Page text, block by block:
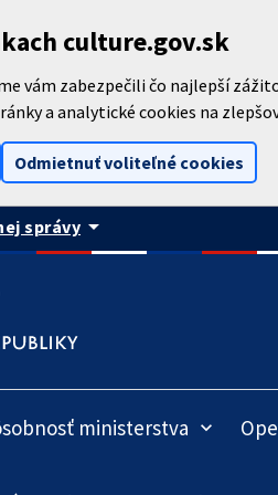
culture.gov.sk
vám zabezpečili čo najlepší
a analytické cookies na
Odmietnuť voliteľné cookies
správy arrow_drop_down
ministerstva keyboard_arrow_down